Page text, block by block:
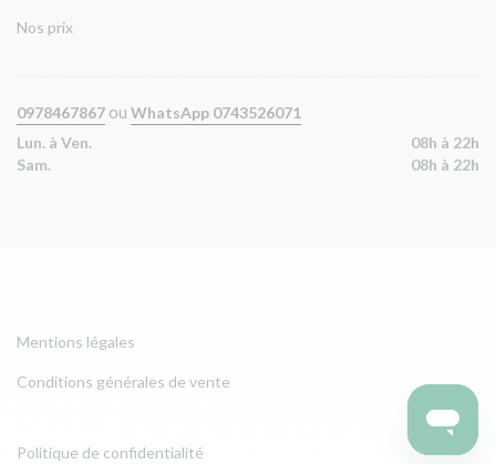
Nos prix
0978467867 ou WhatsApp 0743526071
Lun. à Ven.
08h à 22h
Sam.
08h à 22h
Mentions légales
Conditions générales de vente
Politique de confidentialité